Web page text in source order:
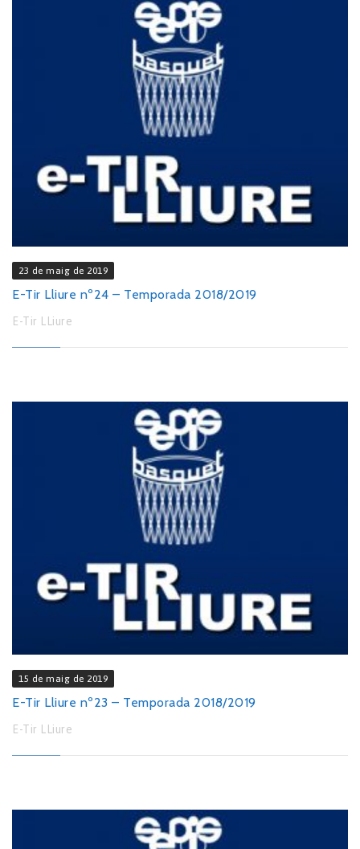
23 de maig de 2019
E-Tir Lliure nº24 – Temporada 2018/2019
E-Tir LLiure
15 de maig de 2019
E-Tir Lliure nº23 – Temporada 2018/2019
E-Tir LLiure